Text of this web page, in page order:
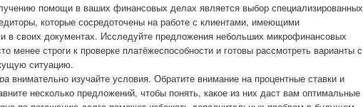
помощи в ваших финансовых делах является выбор специализированных
которые сосредоточены на работе с клиентами, имеющими
в своих документах. Исследуйте предложения небольших микрофинансовых
менее строги к проверке платёжеспособности и готовы рассмотреть варианты с
ситуацию.
внимательно изучайте условия. Обратите внимание на процентные ставки и
несколько предложений, чтобы понять, какое из них даст вам оптимальные